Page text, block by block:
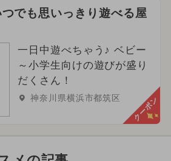
でも思いっきり遊べる屋
一日中遊べちゃう♪ ベビー
～小学生向けの遊びが盛り
だくさん！
神奈川県横浜市都筑区 クーポン